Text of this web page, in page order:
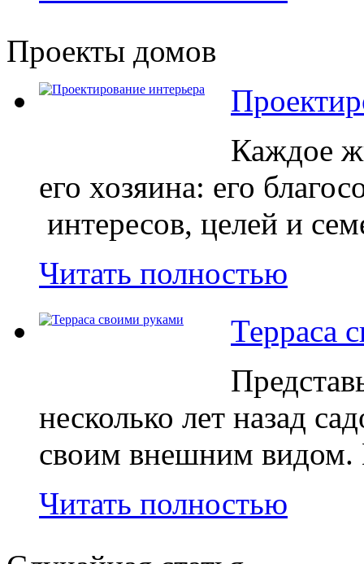
Проекты домов
Каждое
его хозяина: его
интересов, целей и
Читать полностью
Терраса
несколько лет назад
своим внешним
Читать полностью